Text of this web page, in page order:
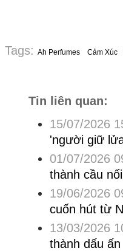
Tags: Ah Perfumes Cảm Xúc
Tin liên quan:
15/07/2026
'người giữ
01/07/2026
thành cầu
19/06/2026
cuốn hút từ
13/03/2026
thành dấu ấn